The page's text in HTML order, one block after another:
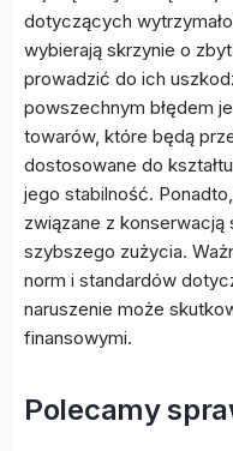
dotyczących
wybierają skrzynie o
prowadzić do ich
powszechnym błędem
towarów, które będą
dostosowane do
jego stabilność.
związane z
szybszego zużycia.
norm i standardów
naruszenie może
finansowymi.
Polecamy